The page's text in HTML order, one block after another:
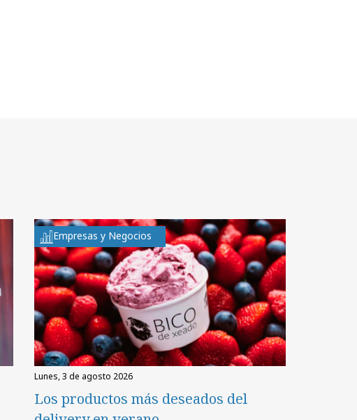
Empresas y Negocios
lunes, 3 de agosto 2026
Los productos más deseados del